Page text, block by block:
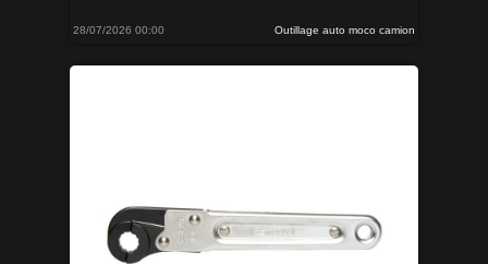
28/07/2026 00:00 Outillage auto moco camion